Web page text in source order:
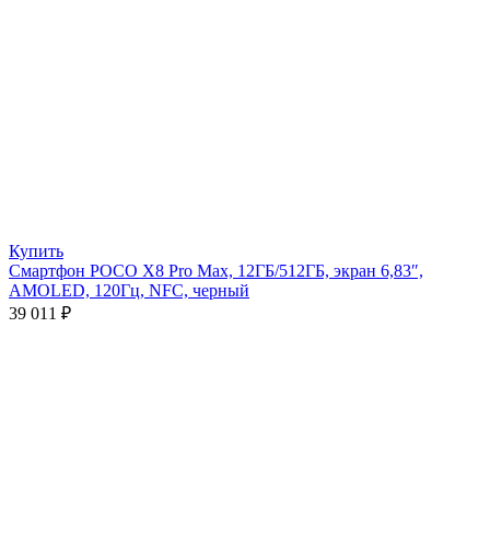
Купить
Смартфон POCO X8 Pro Max, 12ГБ/512ГБ, экран 6,83″,
AMOLED, 120Гц, NFC, черный
39 011 ₽